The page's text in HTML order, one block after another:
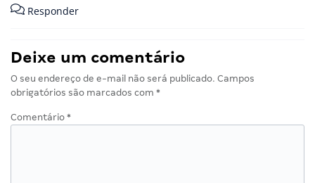
Responder
Deixe um comentário
O seu endereço de e-mail não será publicado. Campos
obrigatórios são marcados com *
Comentário *